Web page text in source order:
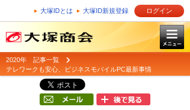
大塚IDとは 大塚ID新規登録 ログイン
2020年 記事一覧
テレワークも安心、ビジネスモバイルPC最新事情